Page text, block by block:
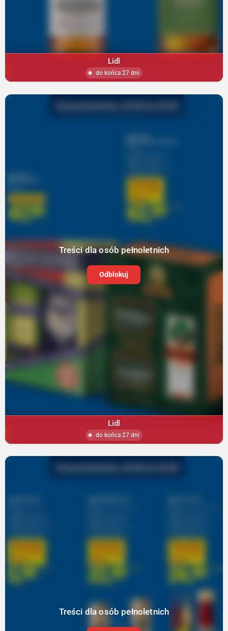
Lidl
do końca 27 dni
Treści dla osób pełnoletnich
Odblokuj
Lidl
do końca 27 dni
Treści dla osób pełnoletnich